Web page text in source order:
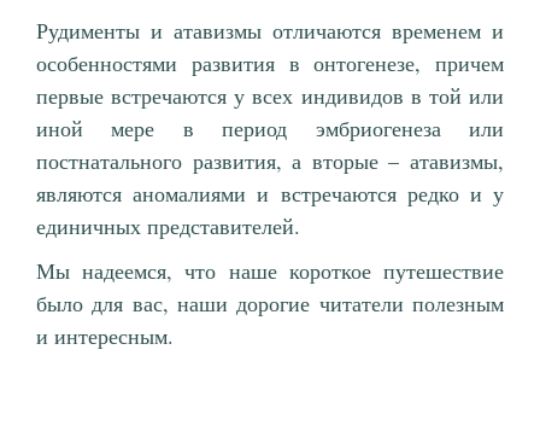
Рудименты и атавизмы отличаются временем и
особенностями развития в онтогенезе, причем
первые встречаются у всех индивидов в той или
иной мере в период эмбриогенеза или
постнатального развития, а вторые – атавизмы,
являются аномалиями и встречаются редко и у
единичных представителей.
Мы надеемся, что наше короткое путешествие
было для вас, наши дорогие читатели полезным
и интересным.